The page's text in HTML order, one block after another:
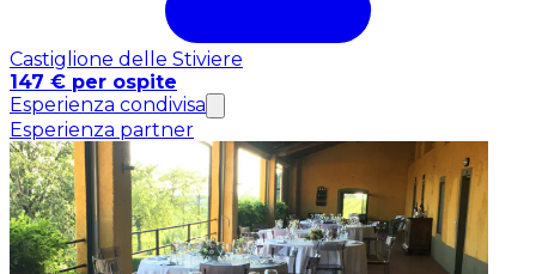
Castiglione delle Stiviere
147 € per ospite
Esperienza condivisa
Esperienza partner